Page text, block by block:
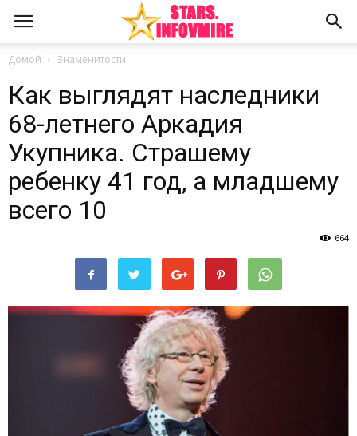
Домой Знаменитости
Как выглядят наследники
68-летнего Аркадия
Укупника. Страшему
ребенку 41 год, а младшему
всего 10
664